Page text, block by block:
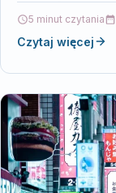
miejskiej.…
5 minut czytania
Czytaj więcej